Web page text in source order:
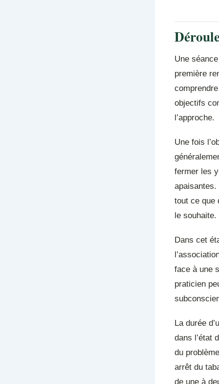
Une
première
objectifs
l’approche.
Une fois
fermer les
apaisantes.
tout ce que
le souhaite.
Dans cet
face à une
praticien
La durée
dans l’état
du
arrêt du
de une à